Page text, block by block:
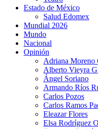
Estado de México
Salud Edomex
Mundial 2026
Mundo
Nacional
Opinión
Adriana Moreno
Alberto Vieyra
Ángel Soriano
Armando Ríos
Carlos Pozos
Carlos Ramos
Eleazar Flores
Elsa Rodríguez